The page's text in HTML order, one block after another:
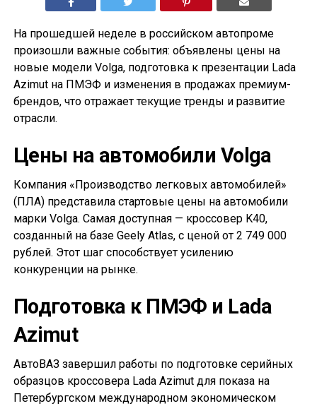
На прошедшей неделе в российском автопроме
произошли важные события: объявлены цены на
новые модели Volga, подготовка к презентации Lada
Azimut на ПМЭФ и изменения в продажах премиум-
брендов, что отражает текущие тренды и развитие
отрасли.
Цены на автомобили Volga
Компания «Производство легковых автомобилей»
(ПЛА) представила стартовые цены на автомобили
марки Volga. Самая доступная — кроссовер K40,
созданный на базе Geely Atlas, с ценой от 2 749 000
рублей. Этот шаг способствует усилению
конкуренции на рынке.
Подготовка к ПМЭФ и Lada
Azimut
АвтоВАЗ завершил работы по подготовке серийных
образцов кроссовера Lada Azimut для показа на
Петербургском международном экономическом